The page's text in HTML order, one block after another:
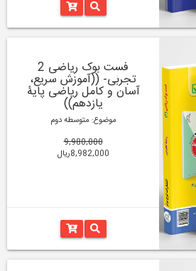
فست بوک ریاضی 2
تجربی- ((آموزش سریع،
آسان و کامل ریاضی پایۀ
یازدهم))
موضوع: متوسطه دوم
9,980,000
8,982,000ریال